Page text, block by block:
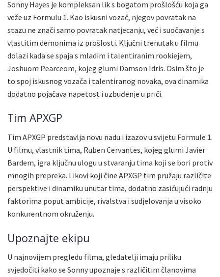
Sonny Hayes je kompleksan lik s bogatom prošlošću koja ga
veže uz Formulu 1. Kao iskusni vozač, njegov povratak na
stazu ne znači samo povratak natjecanju, već i suočavanje s
vlastitim demonima iz prošlosti. Ključni trenutak u filmu
dolazi kada se spaja s mladim i talentiranim rookiejem,
Joshuom Pearceom, kojeg glumi Damson Idris. Osim što je
to spoj iskusnog vozača i talentiranog novaka, ova dinamika
dodatno pojačava napetost i uzbuđenje u priči.
Tim APXGP
Tim APXGP predstavlja novu nadu i izazov u svijetu Formule 1.
U filmu, vlastnik tima, Ruben Cervantes, kojeg glumi Javier
Bardem, igra ključnu ulogu u stvaranju tima koji se bori protiv
mnogih prepreka. Likovi koji čine APXGP tim pružaju različite
perspektive i dinamiku unutar tima, dodatno zasićujući radnju
faktorima poput ambicije, rivalstva i sudjelovanja u visoko
konkurentnom okruženju.
Upoznajte ekipu
U najnovijem pregledu filma, gledatelji imaju priliku
svjedočiti kako se Sonny upoznaje s različitim članovima